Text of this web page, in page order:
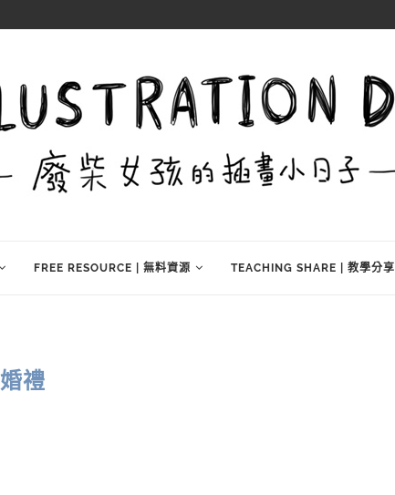
FREE RESOURCE | 無料資源 TEACHING SHARE | 教學分享
婚禮